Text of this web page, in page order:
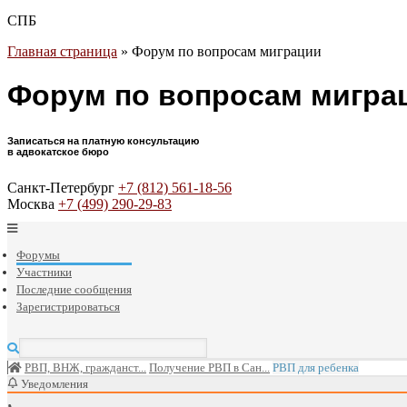
СПБ
Главная страница » Форум по вопросам миграции
Форум по вопросам
Записаться на платную консультацию
в адвокатское бюро
Санкт-Петербург +7 (812) 561-18-56
Москва +7 (499) 290-29-83
Форумы
Участники
Последние сообщения
Зарегистрироваться
РВП, ВНЖ, гражданст... Получение РВП в Сан... РВП для ребенка
Уведомления